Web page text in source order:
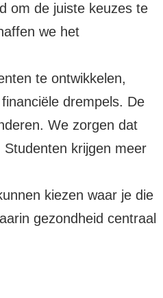
om de juiste keuzes te
we het
te ontwikkelen,
drempels. De
We zorgen dat
krijgen meer
kiezen waar je die
gezondheid centraal